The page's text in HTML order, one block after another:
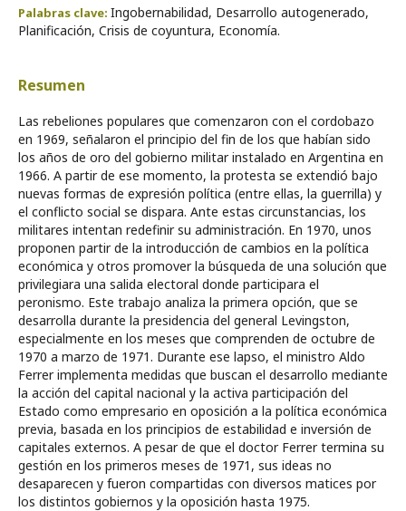
Palabras clave: Ingobernabilidad, Desarrollo autogenerado,
Planificación, Crisis de coyuntura, Economía.
Resumen
Las rebeliones populares que comenzaron con el cordobazo
en 1969, señalaron el principio del fin de los que habían sido
los años de oro del gobierno militar instalado en Argentina en
1966. A partir de ese momento, la protesta se extendió bajo
nuevas formas de expresión política (entre ellas, la guerrilla) y
el conflicto social se dispara. Ante estas circunstancias, los
militares intentan redefinir su administración. En 1970, unos
proponen partir de la introducción de cambios en la política
económica y otros promover la búsqueda de una solución que
privilegiara una salida electoral donde participara el
peronismo. Este trabajo analiza la primera opción, que se
desarrolla durante la presidencia del general Levingston,
especialmente en los meses que comprenden de octubre de
1970 a marzo de 1971. Durante ese lapso, el ministro Aldo
Ferrer implementa medidas que buscan el desarrollo mediante
la acción del capital nacional y la activa participación del
Estado como empresario en oposición a la política económica
previa, basada en los principios de estabilidad e inversión de
capitales externos. A pesar de que el doctor Ferrer termina su
gestión en los primeros meses de 1971, sus ideas no
desaparecen y fueron compartidas con diversos matices por
los distintos gobiernos y la oposición hasta 1975.